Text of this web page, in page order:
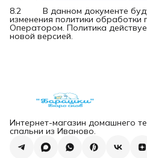
8.2 В данном документе
изменения политики
Оператором. Политика
новой версией.
Интернет-магазин домашнего
спальни из Иваново.